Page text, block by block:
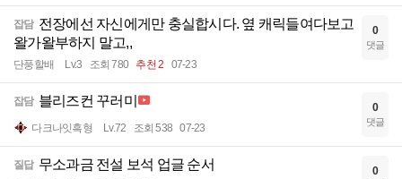
잡담 전장에선 자신에게만 충실합시다. 옆 캐릭들여다보고
왈가왈부하지 말고,,
단풍할배 Lv.3 조회 780 추천 2 07-23
0
댓글
잡담 블리즈컨 꾸러미
다크나잇흑형 Lv.72 조회 538 07-23
0
댓글
질답 무소과금 전설 보석 업글 순서 0